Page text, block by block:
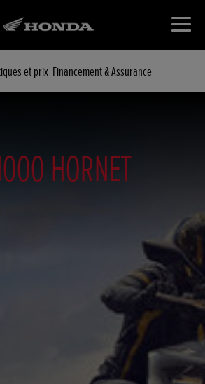
et prix Financement & Assurance
HORNET